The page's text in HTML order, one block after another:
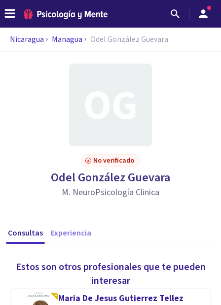
Nicaragua Managua Odel González Guevara
No verificado
Odel González Guevara
M. NeuroPsicología Clinica
Consultas Experiencia
Estos son otros profesionales que te pueden
interesar
Maria De Jesus Gutierrez Tellez